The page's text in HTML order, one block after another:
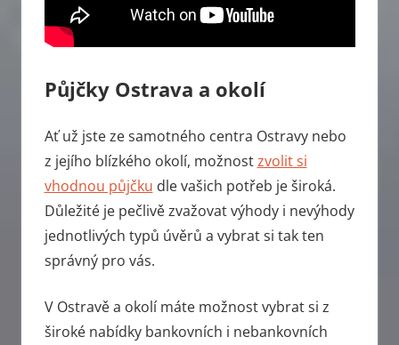
Půjčky Ostrava a okolí
Ať už jste ze samotného centra Ostravy nebo
z jejího blízkého okolí, možnostzvolit si
vhodnou půjčku dle vašich potřeb je široká.
Důležité je pečlivě zvažovat výhody i nevýhody
jednotlivých typů úvěrů a vybrat si tak ten
správný pro vás.
V Ostravě a okolí máte možnost vybrat si z
široké nabídky bankovních i nebankovních